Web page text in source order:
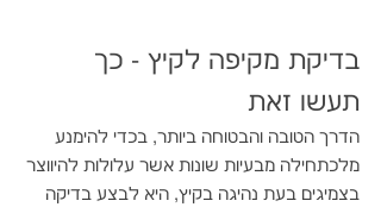
בדיקת מקיפה לקיץ - כך
תעשו זאת
הדרך הטובה והבטוחה ביותר, בכדי להימנע
מלכתחילה מבעיות שונות אשר עלולות להיווצר
בצמיגים בעת נהיגה בקיץ, היא לבצע בדיקה